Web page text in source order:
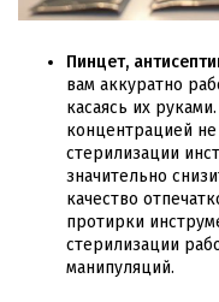
Пинцет,
вам аккуратно
касаясь их
концентрацией
стерилизации
значительно
качество
протирки
стерилизации
манипуляций.